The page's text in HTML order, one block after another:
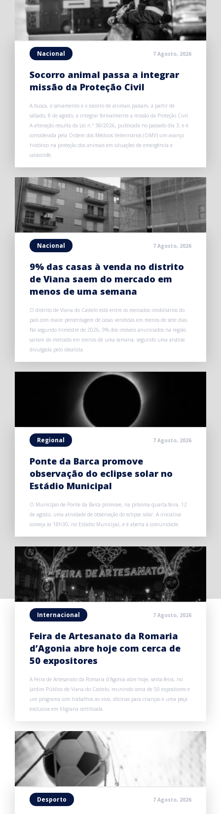
Nacional 7 Agosto, 2026
Socorro animal passa a integrar
missão da Proteção Civil
A busca, o salvamento e o socorro de animais passam, a partir de
sábado, 8 de agosto, a integrar formalmente a missão da Proteção Civil.
A alteração resulta da Lei n.º 38/2026, publicada no passado dia 3, e é
considerada pela Ordem dos Médicos Veterinários (OMV) um avanço
histórico na proteção dos animais em situações de emergência e
catástrofe.
Nacional 7 Agosto, 2026
9% das casas à venda no distrito
de Viana saem do mercado em
menos de uma semana
O distrito de Viana do Castelo está entre os mercados imobiliários do
país com maior percentagem de casas vendidas em menos de sete dias.
No segundo trimestre de 2026, 9% dos imóveis anunciados na região
saíram do mercado em menos de uma semana, segundo uma análise
divulgada pelo idealista.
Regional 7 Agosto, 2026
Ponte da Barca promove
observação do eclipse solar no
Estádio Municipal
O Município de Ponte da Barca promove, na próxima quarta-feira, 12
de agosto, uma atividade de observação do eclipse solar. A iniciativa
começa às 18h30, no Estádio Municipal, e é aberta à comunidade.
Internacional 7 Agosto, 2026
Feira de Artesanato da Romaria
d’Agonia abre hoje com cerca de
50 expositores
A Feira de Artesanato da Romaria d’Agonia abre hoje, sexta-feira, no
Jardim Público de Viana do Castelo, reunindo cerca de 50 expositores e
um programa com trabalhos ao vivo, oficinas para crianças e uma peça
exclusiva em filigrana certificada.
Desporto 7 Agosto, 2026